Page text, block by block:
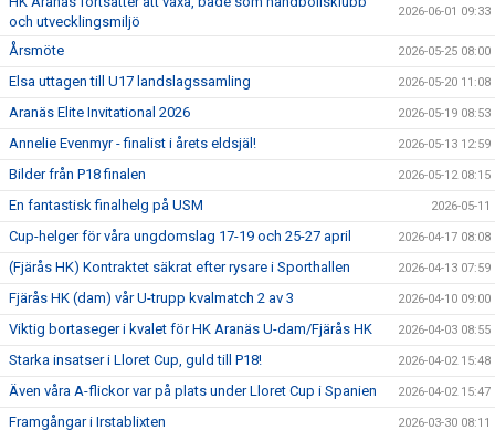
och utvecklingsmiljö
2026-06-01 09:33
Årsmöte 2026-05-25 08:00
Elsa uttagen till U17 landslagssamling 2026-05-20 11:08
Aranäs Elite Invitational 2026 2026-05-19 08:53
Annelie Evenmyr - finalist i årets eldsjäl! 2026-05-13 12:59
Bilder från P18 finalen 2026-05-12 08:15
En fantastisk finalhelg på USM 2026-05-11
Cup-helger för våra ungdomslag 17-19 och 25-27 april 2026-04-17 08:08
(Fjärås HK) Kontraktet säkrat efter rysare i Sporthallen 2026-04-13 07:59
Fjärås HK (dam) vår U-trupp kvalmatch 2 av 3 2026-04-10 09:00
Viktig bortaseger i kvalet för HK Aranäs U-dam/Fjärås HK 2026-04-03 08:55
Starka insatser i Lloret Cup, guld till P18! 2026-04-02 15:48
Även våra A-flickor var på plats under Lloret Cup i Spanien 2026-04-02 15:47
Framgångar i Irstablixten 2026-03-30 08:11